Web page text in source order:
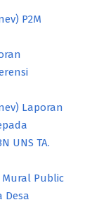
P2M
Laporan
UNS TA.
Public